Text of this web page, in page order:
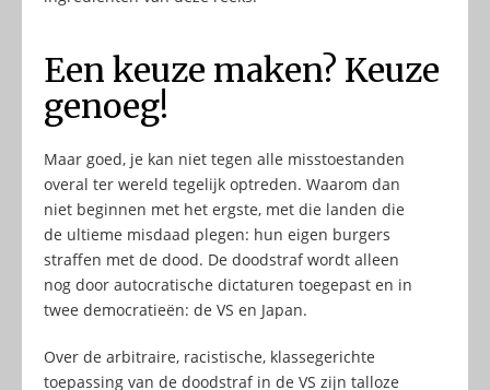
Een keuze maken? Keuze
genoeg!
Maar goed, je kan niet tegen alle misstoestanden
overal ter wereld tegelijk optreden. Waarom dan
niet beginnen met het ergste, met die landen die
de ultieme misdaad plegen: hun eigen burgers
straffen met de dood. De doodstraf wordt alleen
nog door autocratische dictaturen toegepast en in
twee democratieën: de VS en Japan.
Over de arbitraire, racistische, klassegerichte
toepassing van de doodstraf in de VS zijn talloze